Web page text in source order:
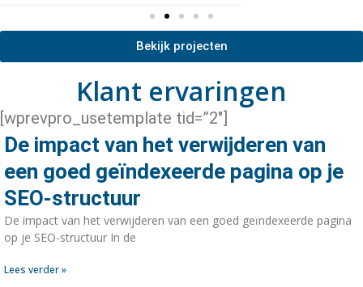
Bekijk projecten
Klant ervaringen
[wprevpro_usetemplate tid=”2″]
De impact van het verwijderen van
een goed geïndexeerde pagina op je
SEO-structuur
De impact van het verwijderen van een goed geïndexeerde pagina
op je SEO-structuur In de
Lees verder »